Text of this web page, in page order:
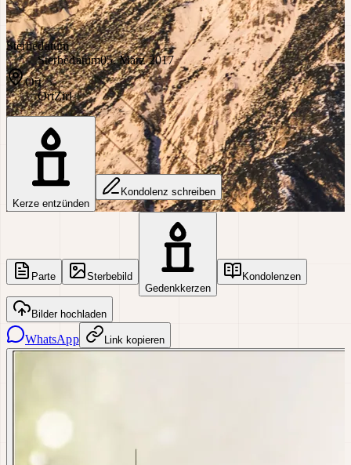
Sterbedatum
Sterbedatum05. März 2017
Ort
OrtZirl
Kerze entzünden
Kondolenz schreiben
Parte
Sterbebild
Gedenkkerzen
Kondolenzen
Bilder hochladen
WhatsApp Link kopieren